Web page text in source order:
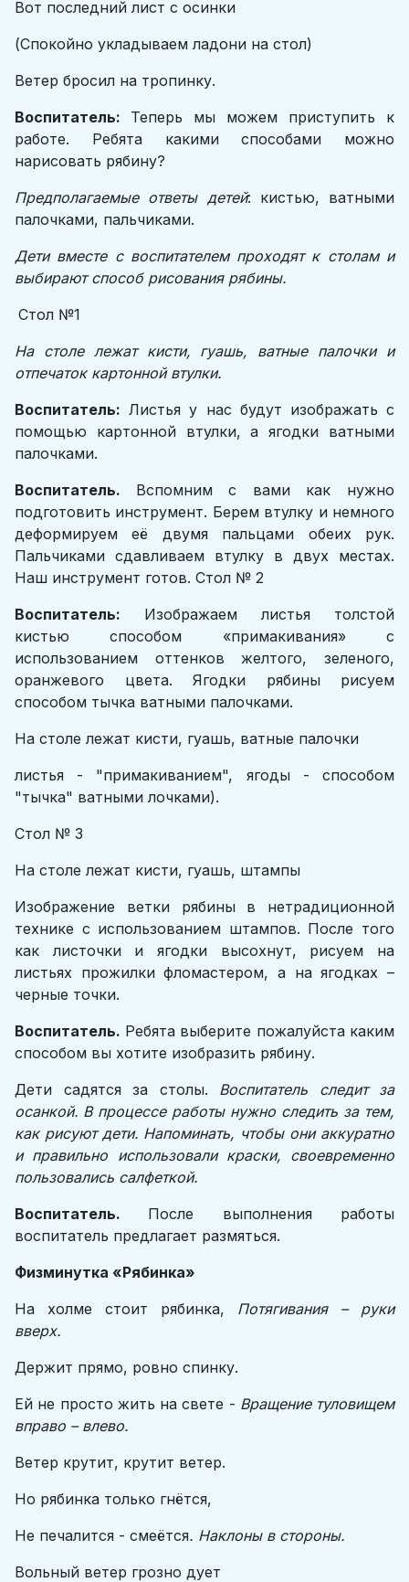
Вот последний лист с осинки
(Спокойно укладываем ладони на стол)
Ветер бросил на тропинку.
Воспитатель: Теперь мы можем приступить к
работе. Ребята какими способами можно
нарисовать рябину?
Предполагаемые ответы детей: кистью, ватными
палочками, пальчиками.
Дети вместе с воспитателем проходят к столам и
выбирают способ рисования рябины.
Стол №1
На столе лежат кисти, гуашь, ватные палочки и
отпечаток картонной втулки.
Воспитатель: Листья у нас будут изображать с
помощью картонной втулки, а ягодки ватными
палочками.
Воспитатель. Вспомним с вами как нужно
подготовить инструмент. Берем втулку и немного
деформируем её двумя пальцами обеих рук.
Пальчиками сдавливаем втулку в двух местах.
Наш инструмент готов. Стол № 2
Воспитатель: Изображаем листья толстой
кистью способом «примакивания» с
использованием оттенков желтого, зеленого,
оранжевого цвета. Ягодки рябины рисуем
способом тычка ватными палочками.
На столе лежат кисти, гуашь, ватные палочки
листья - "примакиванием", ягоды - способом
"тычка" ватными лочками).
Стол № 3
На столе лежат кисти, гуашь, штампы
Изображение ветки рябины в нетрадиционной
технике с использованием штампов. После того
как листочки и ягодки высохнут, рисуем на
листьях прожилки фломастером, а на ягодках –
черные точки.
Воспитатель. Ребята выберите пожалуйста каким
способом вы хотите изобразить рябину.
Дети садятся за столы. Воспитатель следит за
осанкой. В процессе работы нужно следить за тем,
как рисуют дети. Напоминать, чтобы они аккуратно
и правильно использовали краски, своевременно
пользовались салфеткой.
Воспитатель. После выполнения работы
воспитатель предлагает размяться.
Физминутка «Рябинка»
На холме стоит рябинка, Потягивания – руки
вверх.
Держит прямо, ровно спинку.
Ей не просто жить на свете - Вращение туловищем
вправо – влево.
Ветер крутит, крутит ветер.
Но рябинка только гнётся,
Не печалится - смеётся. Наклоны в стороны.
Вольный ветер грозно дует